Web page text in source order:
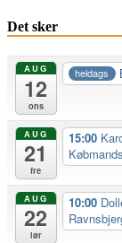
Det sker
AUG
12
ons
heldags
AUG
21
fre
15:00
AUG
22
lør
10:00